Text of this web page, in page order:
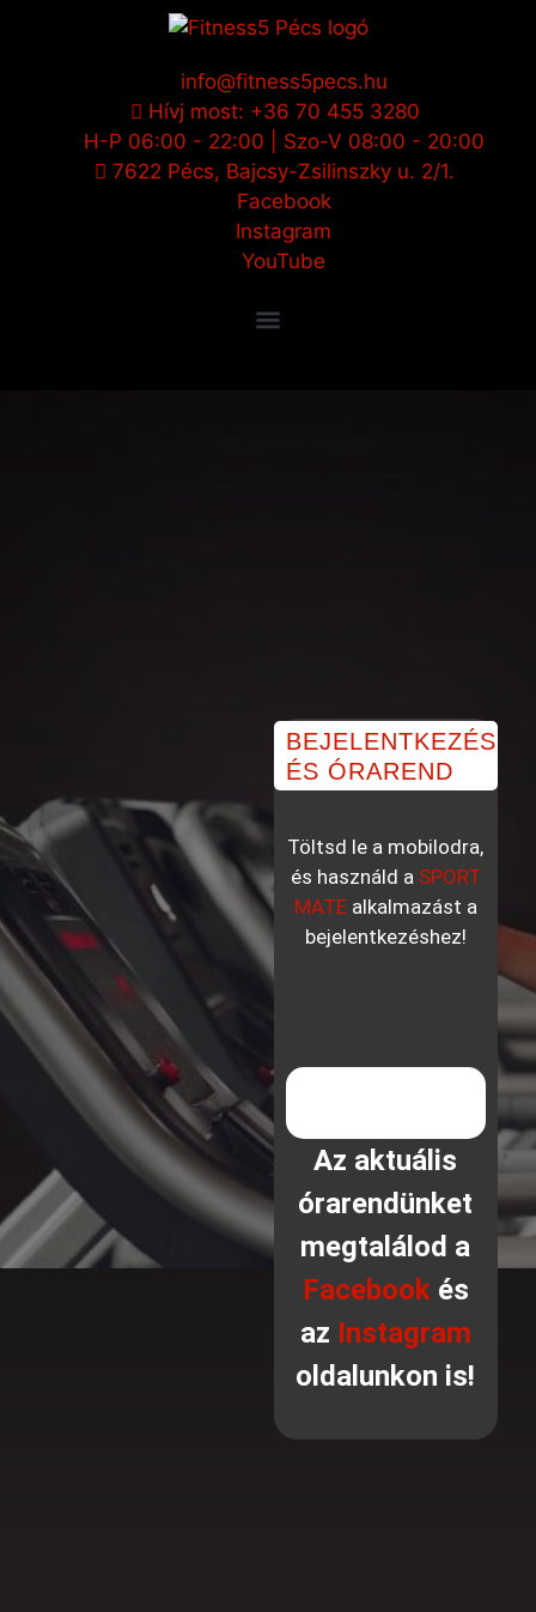
info@fitness5pecs.hu
Hívj most: +36 70 455 3280
H-P 06:00 - 22:00 | Szo-V 08:00 - 20:00
7622 Pécs, Bajcsy-Zsilinszky u. 2/1.
Facebook
Instagram
YouTube
BEJELENTKEZÉS
ÉS ÓRAREND
Töltsd le a mobilodra,
és használd a SPORT
MATEalkalmazást a
bejelentkezéshez!
Az aktuális
órarendünket
megtalálod a
Facebookés
az Instagram
oldalunkon is!